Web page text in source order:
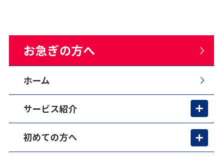
お急ぎの方へ
ホーム
サービス紹介
初めての方へ